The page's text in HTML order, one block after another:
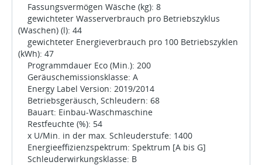
Fassungsvermögen Wäsche (kg): 8
gewichteter Wasserverbrauch pro Betriebszyklus
(Waschen) (l): 44
gewichteter Energieverbrauch pro 100 Betriebszyklen
(kWh): 47
Programmdauer Eco (Min.): 200
Geräuschemissionsklasse: A
Energy Label Version: 2019/2014
Betriebsgeräusch, Schleudern: 68
Bauart: Einbau-Waschmaschine
Restfeuchte (%): 54
x U/Min. in der max. Schleuderstufe: 1400
Energieeffizienzspektrum: Spektrum [A bis G]
Schleuderwirkungsklasse: B